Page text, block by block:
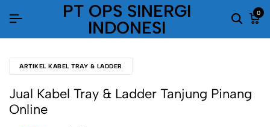
PT OPS SINERGI
INDONESI
0
ARTIKEL KABEL TRAY & LADDER
Jual Kabel Tray & Ladder Tanjung Pinang
Online